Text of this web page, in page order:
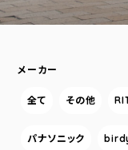
メーカー
全て その他
パナソニック